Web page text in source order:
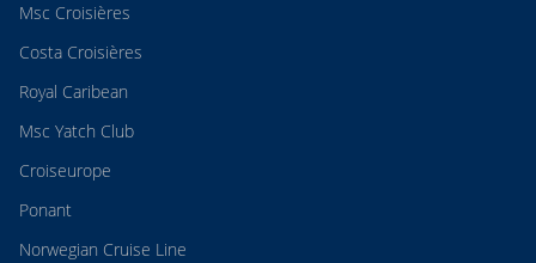
Msc Croisières
Costa Croisières
Royal Caribean
Msc Yatch Club
Croiseurope
Ponant
Norwegian Cruise Line